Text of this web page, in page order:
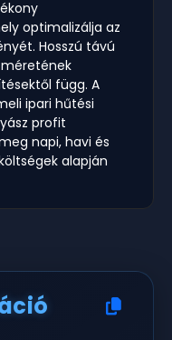
optimalizálja az
Hosszú távú
függ. A
ipari hűtési
profit
napi, havi és
alapján